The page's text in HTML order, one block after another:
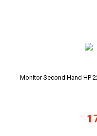
Monitor Second Hand HP